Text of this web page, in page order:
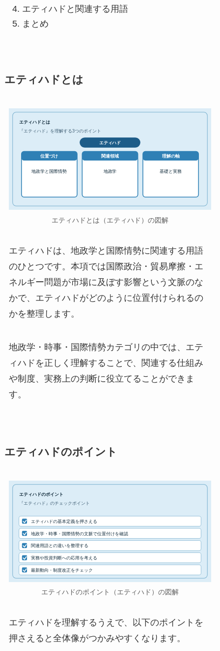
エティハドと関連する用語
まとめ
エティハドとは
エティハドとは
『エティハド』を理解する3つのポイント
エティハド
位置づけ
地政学と国際情勢
関連領域
地政学
理解の軸
基礎と実務
エティハドとは（エティハド）の図解
エティハドは、地政学と国際情勢に関連する用語
のひとつです。本項では国際政治・貿易摩擦・エ
ネルギー問題が市場に及ぼす影響という文脈のな
かで、エティハドがどのように位置付けられるの
かを整理します。
地政学・時事・国際情勢カテゴリの中では、エテ
ィハドを正しく理解することで、関連する仕組み
や制度、実務上の判断に役立てることができま
す。
エティハドのポイント
エティハドのポイント
『エティハド』のチェックポイント
エティハドの基本定義を押さえる
地政学・時事・国際情勢の文脈で位置付けを確認
関連用語との違いを整理する
実務や投資判断への応用を考える
最新動向・制度改正をチェック
エティハドのポイント（エティハド）の図解
エティハドを理解するうえで、以下のポイントを
押さえると全体像がつかみやすくなります。